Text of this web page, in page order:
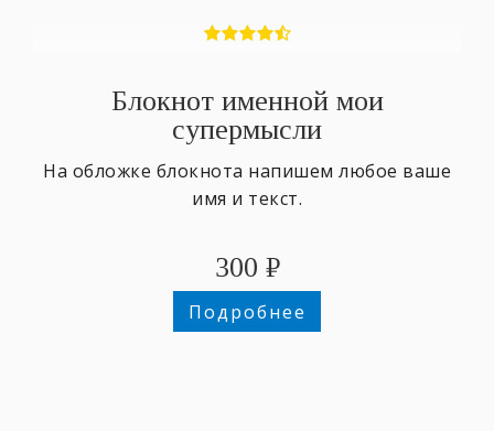
Блокнот именной мои
супермысли
На обложке блокнота напишем любое ваше
имя и текст.
300 ₽
Подробнее